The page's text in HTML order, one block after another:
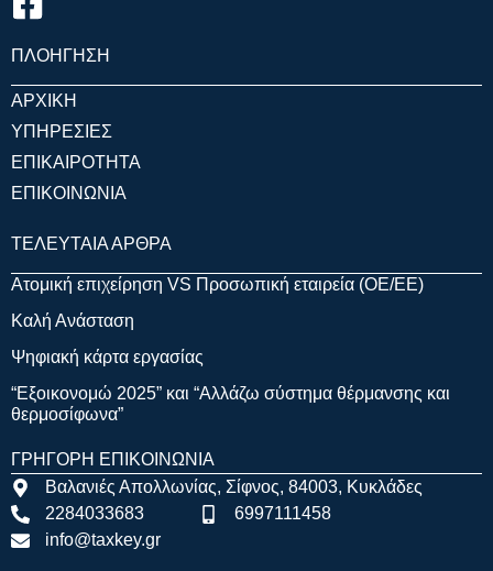
ΠΛΟΗΓΗΣΗ
ΑΡΧΙΚΗ
ΥΠΗΡΕΣΙΕΣ
ΕΠΙΚΑΙΡΟΤΗΤΑ
ΕΠΙΚΟΙΝΩΝΙΑ
ΤΕΛΕΥΤΑΙΑ ΑΡΘΡΑ
Ατομική επιχείρηση VS Προσωπική εταιρεία (OE/EE)
Καλή Ανάσταση
Ψηφιακή κάρτα εργασίας
“Εξοικονομώ 2025” και “Αλλάζω σύστημα θέρμανσης και
θερμοσίφωνα”
ΓΡΗΓΟΡΗ ΕΠΙΚΟΙΝΩΝΙΑ
Βαλανιές Απολλωνίας, Σίφνος, 84003, Κυκλάδες
2284033683
6997111458
info@taxkey.gr